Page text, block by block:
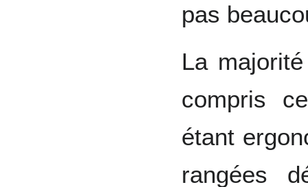
pas
La
compris
étant
rangées